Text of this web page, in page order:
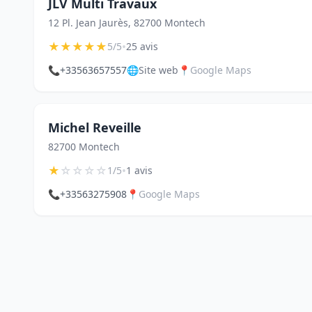
12 Pl. Jean Jaurès, 82700 Montech
★★★★★5/5•25 avis
📞+33563657557🌐Site web 📍 Google Maps
Michel Reveille
82700 Montech
★☆☆☆☆1/5•1 avis
📞+33563275908 📍 Google Maps